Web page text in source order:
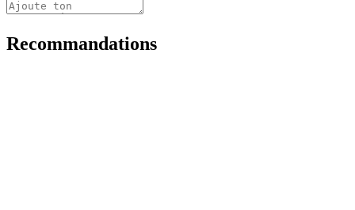
Recommandations